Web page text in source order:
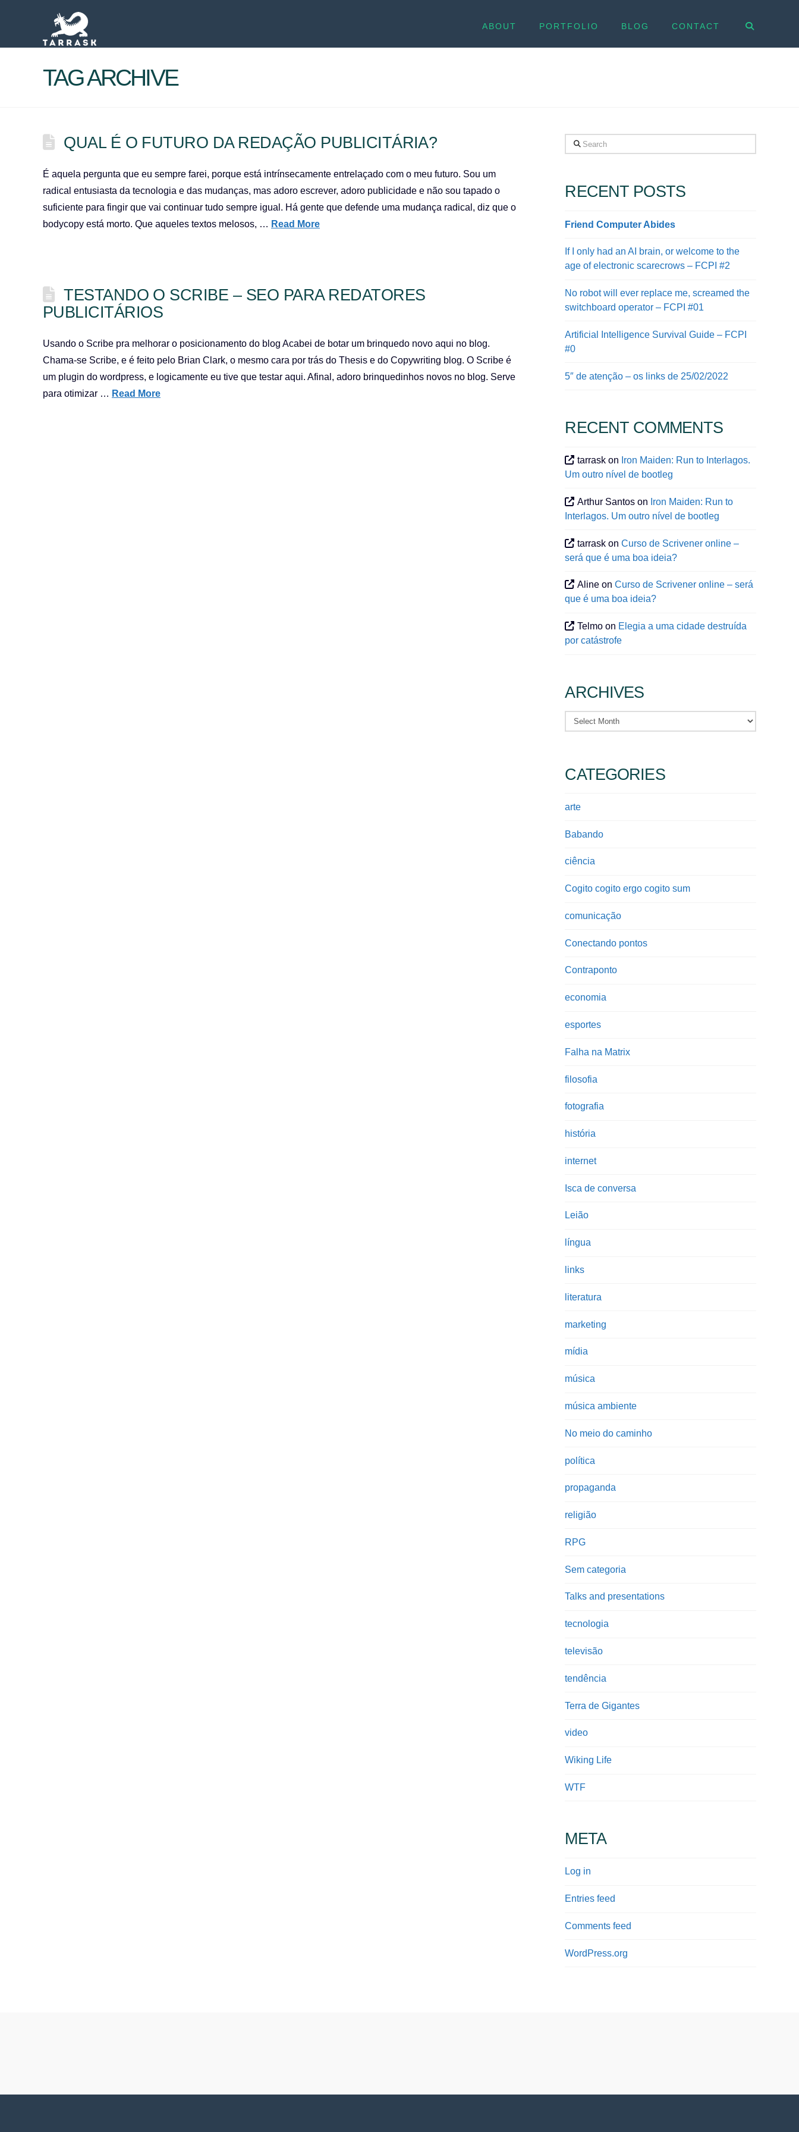
ABOUT PORTFOLIO BLOG CONTACT
TAG ARCHIVE
QUAL É O FUTURO DA REDAÇÃO PUBLICITÁRIA?
É aquela pergunta que eu sempre farei, porque está intrínsecamente entrelaçado com o meu futuro. Sou um
radical entusiasta da tecnologia e das mudanças, mas adoro escrever, adoro publicidade e não sou tapado o
suficiente para fingir que vai continuar tudo sempre igual. Há gente que defende uma mudança radical, diz que o
bodycopy está morto. Que aqueles textos melosos, … Read More
TESTANDO O SCRIBE – SEO PARA REDATORES
PUBLICITÁRIOS
Usando o Scribe pra melhorar o posicionamento do blog Acabei de botar um brinquedo novo aqui no blog.
Chama-se Scribe, e é feito pelo Brian Clark, o mesmo cara por trás do Thesis e do Copywriting blog. O Scribe é
um plugin do wordpress, e logicamente eu tive que testar aqui. Afinal, adoro brinquedinhos novos no blog. Serve
para otimizar … Read More
Search
RECENT POSTS
Friend Computer Abides
If I only had an AI brain, or welcome to the
age of electronic scarecrows – FCPI #2
No robot will ever replace me, screamed the
switchboard operator – FCPI #01
Artificial Intelligence Survival Guide – FCPI
#0
5″ de atenção – os links de 25/02/2022
RECENT COMMENTS
tarrask on Iron Maiden: Run to Interlagos.
Um outro nível de bootleg
Arthur Santos on Iron Maiden: Run to
Interlagos. Um outro nível de bootleg
tarrask onCurso de Scrivener online –
será que é uma boa ideia?
Aline onCurso de Scrivener online – será
que é uma boa ideia?
Telmo on Elegia a uma cidade destruída
por catástrofe
ARCHIVES
Archives
CATEGORIES
arte
Babando
ciência
Cogito cogito ergo cogito sum
comunicação
Conectando pontos
Contraponto
economia
esportes
Falha na Matrix
filosofia
fotografia
história
internet
Isca de conversa
Leião
língua
links
literatura
marketing
mídia
música
música ambiente
No meio do caminho
política
propaganda
religião
RPG
Sem categoria
Talks and presentations
tecnologia
televisão
tendência
Terra de Gigantes
video
Wiking Life
WTF
META
Log in
Entries feed
Comments feed
WordPress.org